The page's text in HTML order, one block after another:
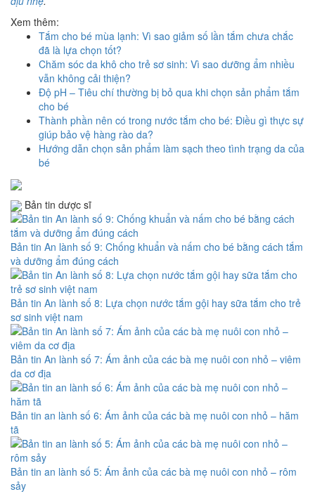
Xem thêm:
Tắm cho bé mùa lạnh: Vì sao giảm số lần tắm chưa chắc
đã là lựa chọn tốt?
Chăm sóc da khô cho trẻ sơ sinh: Vì sao dưỡng ẩm nhiều
vẫn không cải thiện?
Độ pH – Tiêu chí thường bị bỏ qua khi chọn sản phẩm tắm
cho bé
Thành phần nên có trong nước tắm cho bé: Điều gì thực sự
giúp bảo vệ hàng rào da?
Hướng dẫn chọn sản phẩm làm sạch theo tình trạng da của
bé
Bản tin dược sĩ
Bản tin An lành số 9: Chống khuẩn và nấm cho bé bằng cách tắm
và dưỡng ẩm đúng cách
Bản tin An lành số 8: Lựa chọn nước tắm gội hay sữa tắm cho trẻ
sơ sinh việt nam
Bản tin An lành số 7: Ám ảnh của các bà mẹ nuôi con nhỏ – viêm
da cơ địa
Bản tin an lành số 6: Ám ảnh của các bà mẹ nuôi con nhỏ – hăm
tã
Bản tin an lành số 5: Ám ảnh của các bà mẹ nuôi con nhỏ – rôm
sảy